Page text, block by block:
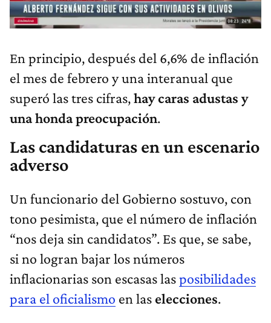
En principio, después del 6,6% de inflación
el mes de febrero y una interanual que
superó las tres cifras,hay caras adustas y
una honda preocupación.
Las candidaturas en un escenario
adverso
Un funcionario del Gobierno sostuvo, con
tono pesimista, que el número de inflación
“nos deja sin candidatos”. Es que, se sabe,
si no logran bajar los números
inflacionarias son escasas lasposibilidades
para el oficialismo en las elecciones.